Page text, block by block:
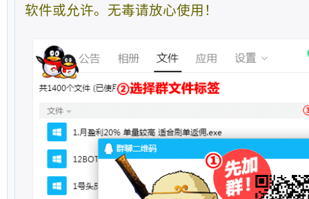
软件或允许。无毒请放心使用！